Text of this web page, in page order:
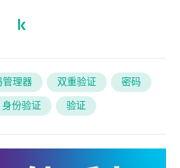
管理器 双重验证
密码
身份验证 验证